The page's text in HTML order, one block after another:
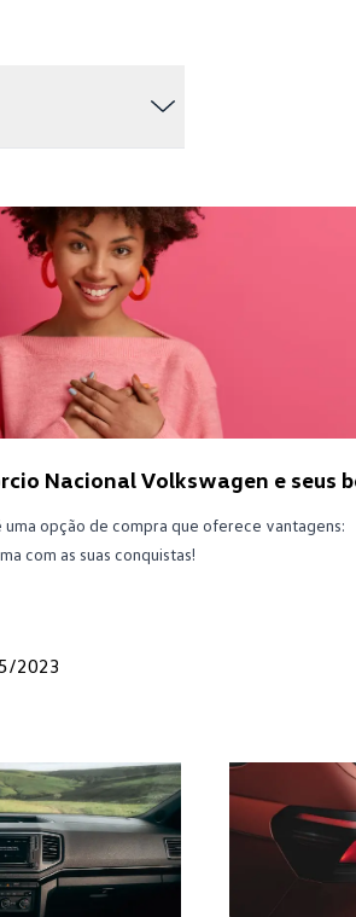
Nacional Volkswagen e seus
opção de compra que oferece vantagens:
com as suas conquistas!
2023